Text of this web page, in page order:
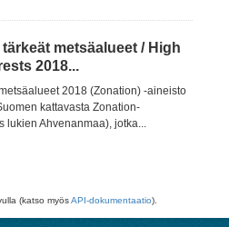
metsäalueet / High
2018...
2018 (Zonation) -aineisto
kattavasta Zonation-
lukien Ahvenanmaa), jotka...
(katso myösAPI-dokumentaatio).